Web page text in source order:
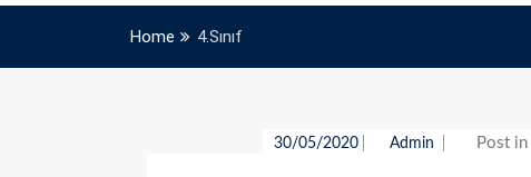
Home 4.Sınıf
30/05/2020 Admin Post in